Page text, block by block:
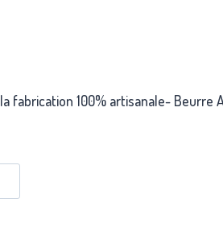
fabrication 100% artisanale- Beurre